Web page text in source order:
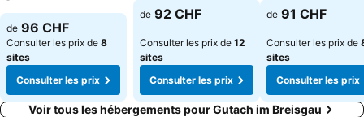
de 96 CHF
Consulter les prix de 8
sites
Consulter les prix
de 92 CHF
Consulter les prix de 12
sites
Consulter les prix
de 91 CHF
Consulter les prix de
sites
Consulter les prix
Voir tous les hébergements pour Gutach im Breisgau